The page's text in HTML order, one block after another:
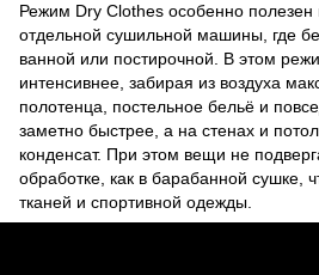
Режим Dry Clothes особенно полезен
отдельной сушильной машины, где
ванной или постирочной. В этом
интенсивнее, забирая из воздуха
полотенца, постельное бельё и
заметно быстрее, а на стенах и
конденсат. При этом вещи не
обработке, как в барабанной сушке,
тканей и спортивной одежды.